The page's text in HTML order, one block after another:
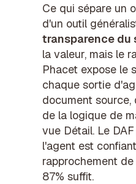
Ce qui sépare un
d'un outil
transparence du
la valeur, mais le
Phacet expose le
chaque sortie
document source,
de la logique de
vue Détail. Le
l'agent est
rapprochement
87% suffit.